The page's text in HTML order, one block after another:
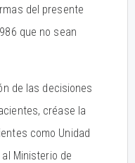
del presente
que no sean
de las decisiones
créase la
como Unidad
Ministerio de